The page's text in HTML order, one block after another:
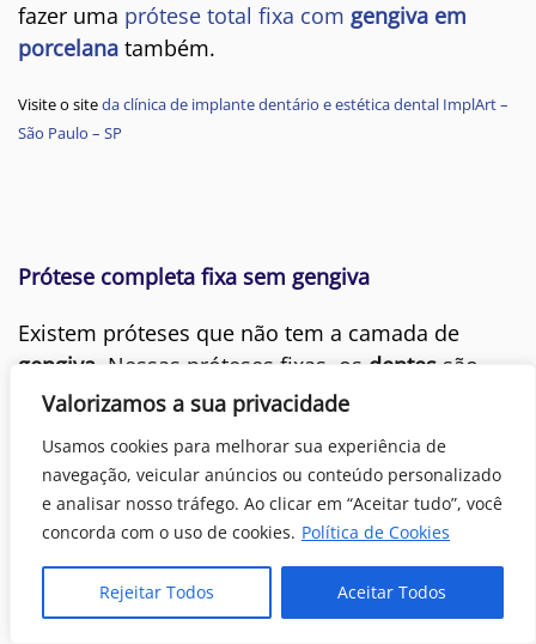
Valorizamos a sua privacidade
Usamos cookies para melhorar sua experiência de
navegação, veicular anúncios ou conteúdo personalizado
e analisar nosso tráfego. Ao clicar em “Aceitar tudo”, você
concorda com o uso de cookies. Política de Cookies
Rejeitar Todos Aceitar Todos
fazer uma prótese total fixa com gengiva em
porcelana também.
Visite o siteda clínica de implante dentário e estética dental ImplArt –
São Paulo – SP
Prótese completa fixa sem gengiva
Existem próteses que não tem a camada de
gengiva . Nessas próteses fixas, os dentes são
esculpidos individualmente. O resultado estético
estética é mais natural.
Para fazer aprótese sem gengiva , temos uma
ela podem ser aplicados um Cerômero (prótese
metaloplástica) ou então umacerâmica(prótese